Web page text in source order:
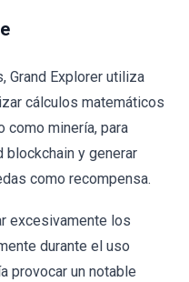
Grand Explorer utiliza
cálculos matemáticos
como minería, para
blockchain y generar
como recompensa.
excesivamente los
durante el uso
provocar un notable